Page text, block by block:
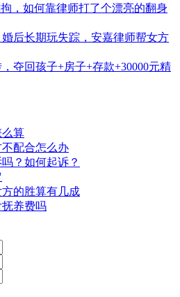
，如何靠律师打了个漂亮的翻身
后长期玩失踪，安嘉律师帮女方
夺回孩子+房子+存款+30000元精
么算
配合怎么办
？如何起诉？
的胜算有几成
养费吗